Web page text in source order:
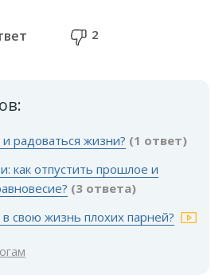
2
радоваться жизни? (1 ответ)
как отпустить прошлое и
(3 ответа)
свою жизнь плохих парней?